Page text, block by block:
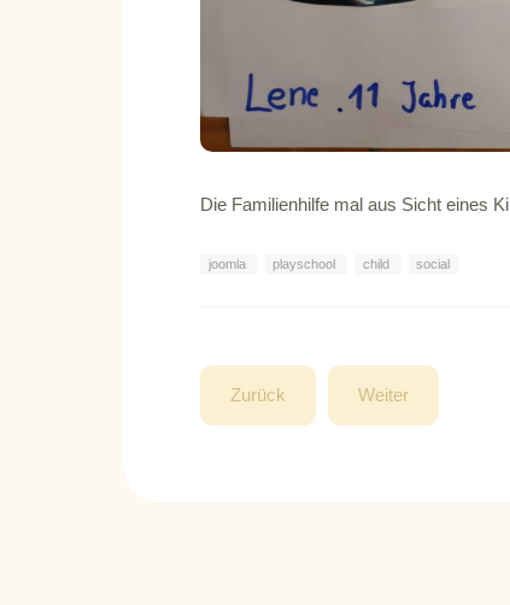
Die Familienhilfe mal aus Sicht eines
joomla playschool child social
Zurück Weiter